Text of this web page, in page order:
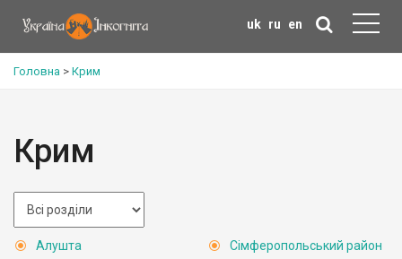
uk ru en
Головна > Крим
Крим
Алушта
Сімферопольський район